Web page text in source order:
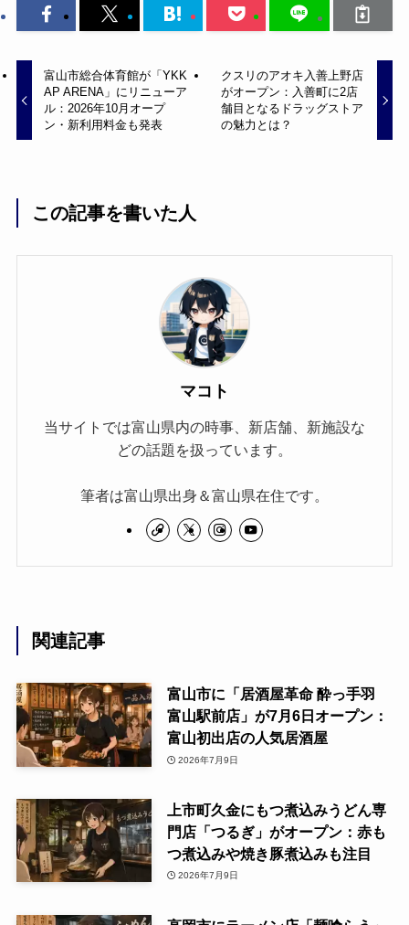
富山市総合体育館が「YKK
AP ARENA」にリニューア
ル：2026年10月オープ
ン・新利用料金も発表
クスリのアオキ入善上野店
がオープン：入善町に2店
舗目となるドラッグストア
の魅力とは？
この記事を書いた人
マコト
当サイトでは富山県内の時事、新店舗、新施設な
どの話題を扱っています。
筆者は富山県出身＆富山県在住です。
関連記事
富山市に「居酒屋革命 酔っ手羽
富山駅前店」が7月6日オープン：
富山初出店の人気居酒屋
2026年7月9日
上市町久金にもつ煮込みうどん専
門店「つるぎ」がオープン：赤も
つ煮込みや焼き豚煮込みも注目
2026年7月9日